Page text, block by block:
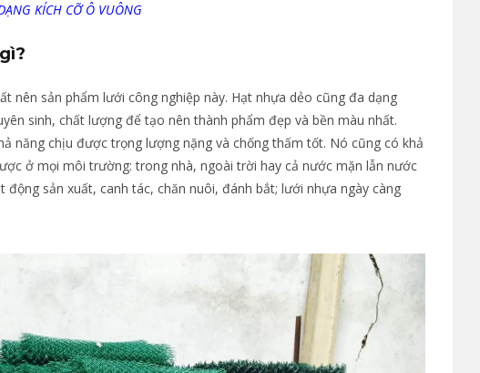
KÍCH CỠ Ô VUÔNG
nên sản phẩm lưới công nghiệp này. Hạt nhựa dẻo cũng đa dạng
sinh, chất lượng để tạo nên thành phẩm đẹp và bền màu nhất.
năng chịu được trọng lượng nặng và chống thấm tốt. Nó cũng có khả
ở mọi môi trường: trong nhà, ngoài trời hay cả nước mặn lẫn nước
sản xuất, canh tác, chăn nuôi, đánh bắt; lưới nhựa ngày càng